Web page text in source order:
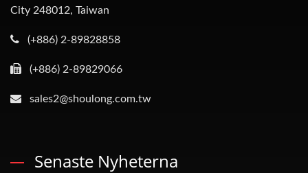
City 248012, Taiwan
(+886) 2-89828858
(+886) 2-89829066
sales2@shoulong.com.tw
Senaste Nyheterna